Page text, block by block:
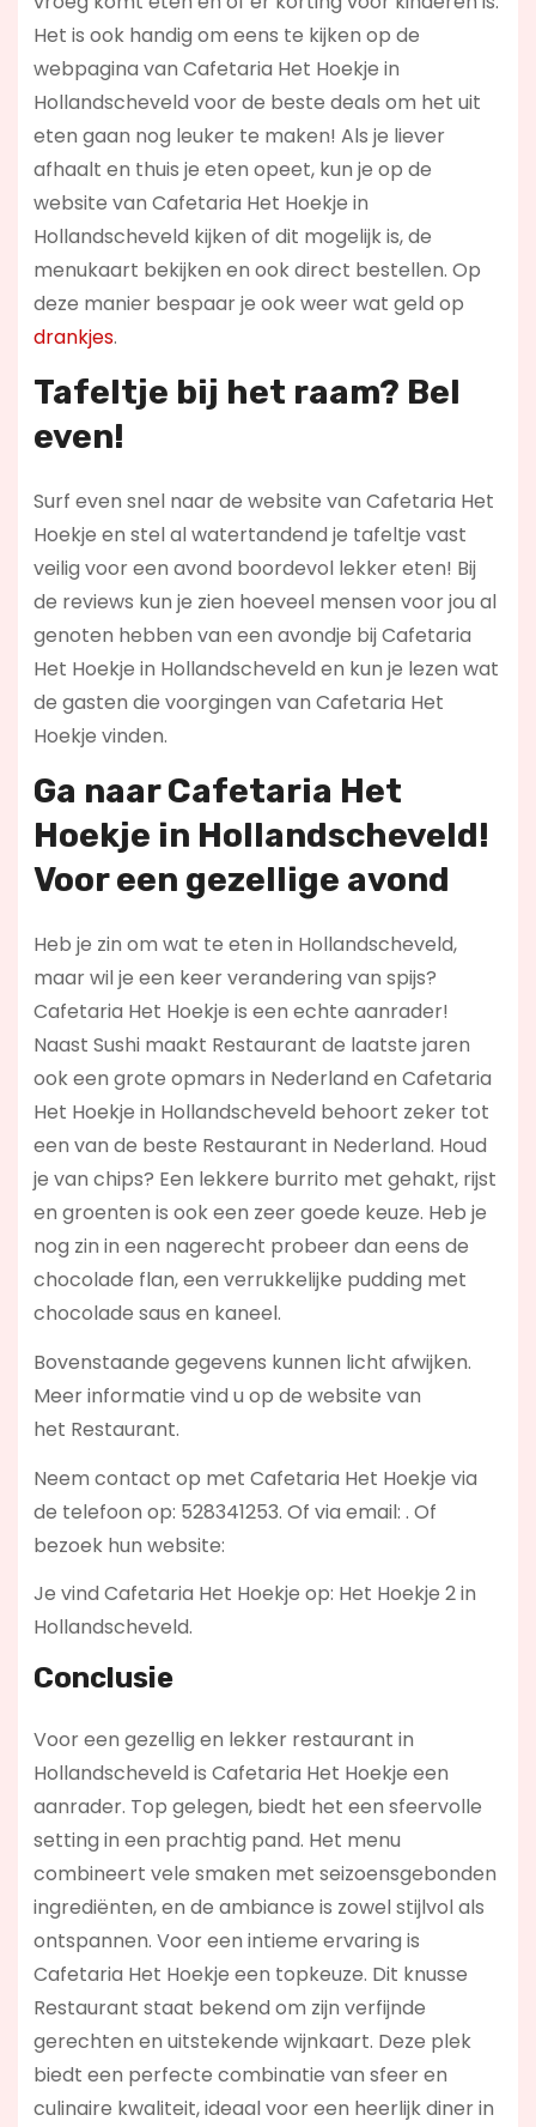
Het is ook handig om eens te kijken op de
webpagina van Cafetaria Het Hoekje in
Hollandscheveld voor de beste deals om het uit
eten gaan nog leuker te maken! Als je liever
afhaalt en thuis je eten opeet, kun je op de
website van Cafetaria Het Hoekje in
Hollandscheveld kijken of dit mogelijk is, de
menukaart bekijken en ook direct bestellen. Op
deze manier bespaar je ook weer wat geld op
drankjes.
Tafeltje bij het raam? Bel
even!
Surf even snel naar de website van Cafetaria Het
Hoekje en stel al watertandend je tafeltje vast
veilig voor een avond boordevol lekker eten! Bij
de reviews kun je zien hoeveel mensen voor jou al
genoten hebben van een avondje bij Cafetaria
Het Hoekje in Hollandscheveld en kun je lezen wat
de gasten die voorgingen van Cafetaria Het
Hoekje vinden.
Ga naar Cafetaria Het
Hoekje in Hollandscheveld!
Voor een gezellige avond
Heb je zin om wat te eten in Hollandscheveld,
maar wil je een keer verandering van spijs?
Cafetaria Het Hoekje is een echte aanrader!
Naast Sushi maakt Restaurant de laatste jaren
ook een grote opmars in Nederland en Cafetaria
Het Hoekje in Hollandscheveld behoort zeker tot
een van de beste Restaurant in Nederland. Houd
je van chips? Een lekkere burrito met gehakt, rijst
en groenten is ook een zeer goede keuze. Heb je
nog zin in een nagerecht probeer dan eens de
chocolade flan, een verrukkelijke pudding met
chocolade saus en kaneel.
Bovenstaande gegevens kunnen licht afwijken.
Meer informatie vind u op de website van
het Restaurant.
Neem contact op met Cafetaria Het Hoekje via
de telefoon op: 528341253. Of via email: . Of
bezoek hun website:
Je vind Cafetaria Het Hoekje op: Het Hoekje 2 in
Hollandscheveld.
Conclusie
Voor een gezellig en lekker restaurant in
Hollandscheveld is Cafetaria Het Hoekje een
aanrader. Top gelegen, biedt het een sfeervolle
setting in een prachtig pand. Het menu
combineert vele smaken met seizoensgebonden
ingrediënten, en de ambiance is zowel stijlvol als
ontspannen. Voor een intieme ervaring is
Cafetaria Het Hoekje een topkeuze. Dit knusse
Restaurant staat bekend om zijn verfijnde
gerechten en uitstekende wijnkaart. Deze plek
biedt een perfecte combinatie van sfeer en
culinaire kwaliteit, ideaal voor een heerlijk diner in